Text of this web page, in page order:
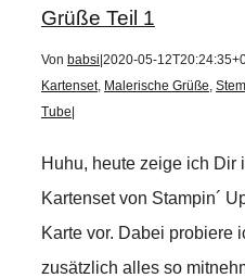
Grüße Teil 1
Von babsi 2020-05-
Kartenset, Malerische Grüße,
Tube
Huhu, heute zeige ich Dir
Kartenset von Stampin´
Karte vor. Dabei probiere
zusätzlich alles so